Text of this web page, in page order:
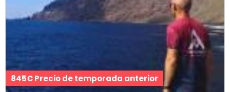
845€ Precio de temporada anterior